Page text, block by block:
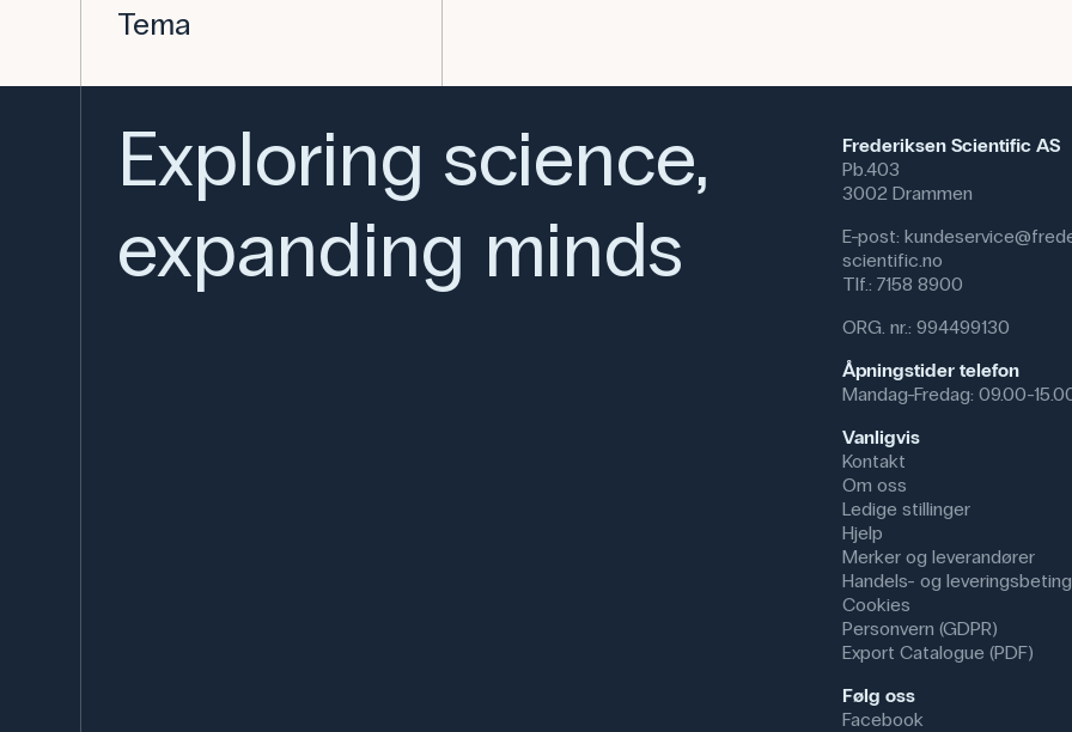
Tema
Exploring science,
expanding minds
Frederiksen Scientific AS
Pb.403
3002 Drammen
E-post:
scientific.no
Tlf.: 7158 8900
ORG. nr.: 994499130
Åpningstider telefon
Mandag-Fredag: 09.00-
Vanligvis
Kontakt
Om oss
Ledige stillinger
Hjelp
Merker og leverandører
Handels- og
Cookies
Personvern (GDPR)
Export Catalogue (PDF)
Følg oss
Facebook